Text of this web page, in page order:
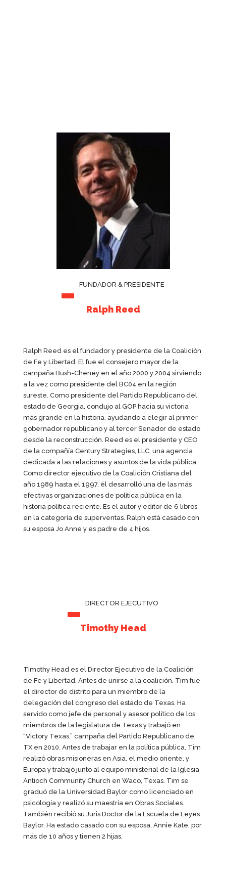
FUNDADOR & PRESIDENTE
Ralph Reed
Ralph Reed es el fundador y presidente de la Coalición
de Fe y Libertad. El fue el consejero mayor de la
campaña Bush-Cheney en el año 2000 y 2004 sirviendo
a la vez como presidente del BC04 en la región
sureste. Como presidente del Partido Republicano del
estado de Georgia, condujo al GOP hacia su victoria
más grande en la historia, ayudando a elegir al primer
gobernador republicano y al tercer Senador de estado
desde la reconstrucción. Reed es el presidente y CEO
de la compañía Century Strategies, LLC, una agencia
dedicada a las relaciones y asuntos de la vida pública.
Como director ejecutivo de la Coalición Cristiana del
año 1989 hasta el 1997, él desarrolló una de las más
efectivas organizaciones de política pública en la
historia política reciente. Es el autor y editor de 6 libros
en la categoría de superventas. Ralph está casado con
su esposa Jo Anne y es padre de 4 hijos.
DIRECTOR EJECUTIVO
Timothy Head
Timothy Head es el Director Ejecutivo de la Coalición
de Fe y Libertad. Antes de unirse a la coalición, Tim fue
el director de distrito para un miembro de la
delegación del congreso del estado de Texas. Ha
servido como jefe de personal y asesor político de los
miembros de la legislatura de Texas y trabajó en
“Victory Texas,” campaña del Partido Republicano de
TX en 2010. Antes de trabajar en la política pública, Tim
realizó obras misioneras en Asia, el medio oriente, y
Europa y trabajó junto al equipo ministerial de la Iglesia
Antioch Community Church en Waco, Texas. Tim se
graduó de la Universidad Baylor como licenciado en
psicología y realizó su maestría en Obras Sociales.
También recibió su Juris Doctor de la Escuela de Leyes
Baylor. Ha estado casado con su esposa, Annie Kate, por
más de 10 años y tienen 2 hijas.